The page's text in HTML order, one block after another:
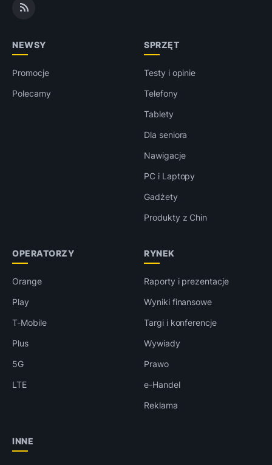
NEWSY
Promocje
Polecamy
SPRZĘT
Testy i opinie
Telefony
Tablety
Dla seniora
Nawigacje
PC i Laptopy
Gadżety
Produkty z Chin
OPERATORZY
Orange
Play
T-Mobile
Plus
5G
LTE
RYNEK
Raporty i prezentacje
Wyniki finansowe
Targi i konferencje
Wywiady
Prawo
e-Handel
Reklama
INNE